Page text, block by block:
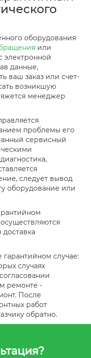
оборудования
или
электронной
данные,
ваш заказ или счет-
возникшую
менеджер
проблемы его
сервисный
следует вывод
оборудование или
доставка
случае:
случаях
ремонте -
После
работ
обратно.